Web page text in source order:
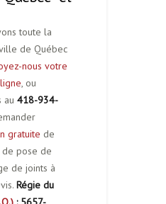
toute la
de Québec
nous votre
, ou
au 418-934-
gratuite de
pose de
de joints à
Régie du